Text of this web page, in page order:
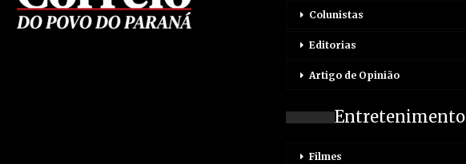
Colunistas
Editorias
Artigo de Opinião
Entretenimento
Filmes